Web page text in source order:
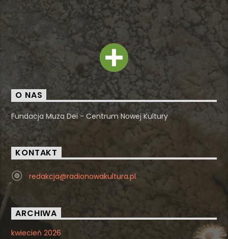
O NAS
Fundacja Muza Dei - Centrum Nowej Kultury
KONTAKT
redakcja@radionowakultura.pl
ARCHIWA
kwiecień 2026